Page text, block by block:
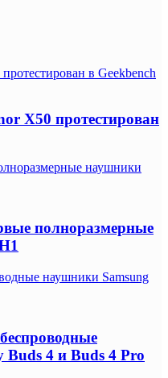
в Geekbench
X50 протестирован
наушники
полноразмерные
наушники Samsung
4 и Buds 4 Pro